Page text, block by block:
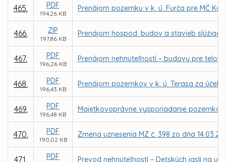
465. PDF
194,26 KB
Prenájom pozemku v k. ú. Furča pre MČ
466. ZIP
197,86 KB
Prenájom hospod. budov a stavieb
467. PDF
196,26 KB
Prenájom nehnuteľností – budovy pre
468. PDF
196,43 KB
Prenájom pozemkov v k. ú. Terasa za
469. PDF
196,48 KB
Majetkovoprávne vysporiadanie
470. PDF
190,02 KB
Zmena uznesenia MZ č. 398 zo dňa
471. PDF Prevod nehnuteľností – Detských jaslí na